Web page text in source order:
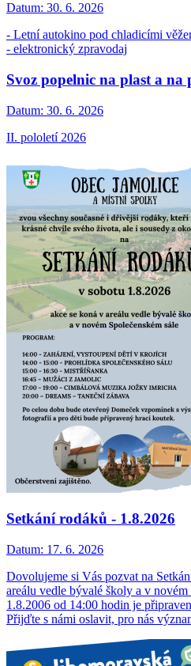
Datum: 30. 6. 2026
- Letní autokino pod chladicími
- elektronický zpravodaj
Svoz popelnic na plast a na
Datum: 30. 6. 2026
II. pololetí 2026
Setkání rodáků - 1.8.2026
Datum: 17. 6. 2026
Dovolujeme si Vás pozvat na
areálu vedle bývalé školy a v
1.8.2006 od 14:00 hodin je
Přijďte s námi oslavit, pro nás